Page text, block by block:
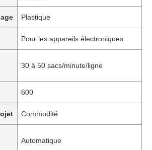
Plastique
Pour les appareils électroniques
30 à 50 sacs/minute/ligne
600
Commodité
Automatique